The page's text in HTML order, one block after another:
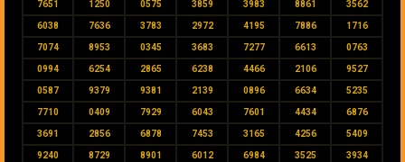
7651 1250 0575 3859 3983 8861 3562
6038 7636 3783 2972 4195 7886 1716
7074 8953 0345 3683 7277 6613 0763
0994 6254 2865 6238 4466 2106 9527
0587 9379 9381 2139 0896 6634 5235
7710 0409 7929 6043 7601 4434 6876
3691 2856 6878 7453 3165 4256 5409
9240 8729 8901 6012 6984 3525 3934